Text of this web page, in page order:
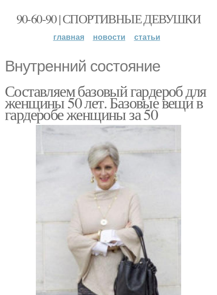
90-60-90 | СПОРТИВНЫЕ ДЕВУШКИ
главная новости статьи
Внутренний состояние
Составляем базовый гардероб для
женщины 50 лет. Базовые вещи в
гардеробе женщины за 50